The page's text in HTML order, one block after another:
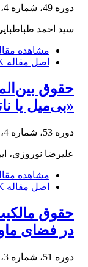
دوره 49، شماره 4، زمستان 1398، صفحه
سید احمد
مشاهده
اصل مقاله
حقوق
«بی‌میل یا
دوره 53، شماره 4، زمستان 1402، صفحه
علیرضا نوروزی،
مشاهده
اصل مقاله
حقوق
در فضای
دوره 51، شماره 3، پاییز 1400، صفحه